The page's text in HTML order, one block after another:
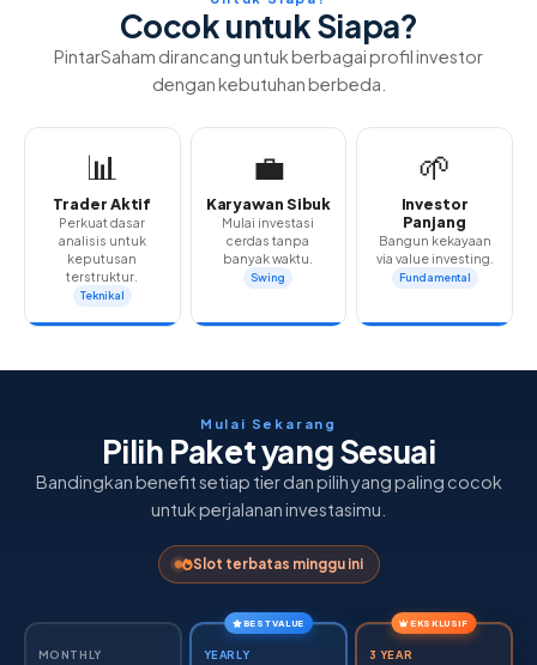
Cocok untuk Siapa?
PintarSaham dirancang untuk berbagai profil investor
dengan kebutuhan berbeda.
📊
Trader Aktif
Perkuat dasar
analisis untuk
keputusan
terstruktur.
Teknikal
💼
Karyawan Sibuk
Mulai investasi
cerdas tanpa
banyak waktu.
Swing
🌱
Investor
Panjang
Bangun kekayaan
via value investing.
Fundamental
Mulai Sekarang
Pilih Paket yang Sesuai
Bandingkan benefit setiap tier dan pilih yang paling cocok
untuk perjalanan investasimu.
Slot terbatas minggu ini
MONTHLY
BEST VALUE
YEARLY
EKSKLUSIF
3 YEAR